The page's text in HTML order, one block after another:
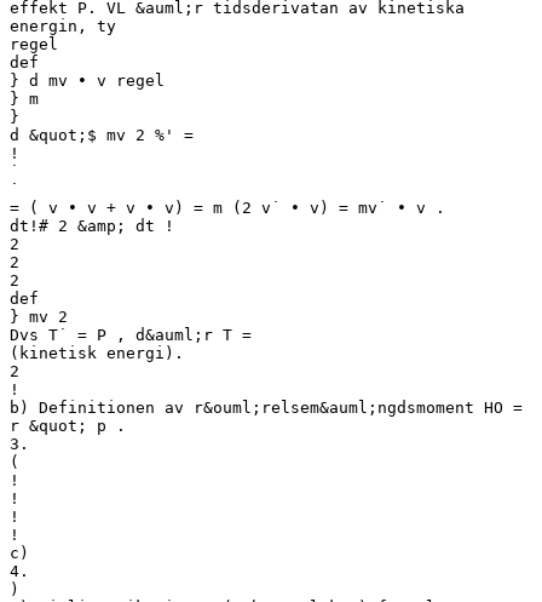
effekt P. VL &auml;r tidsderivatan av kinetiska
energin, ty
regel
def
} d mv • v regel
} m
}
d &quot;$ mv 2 %' =
!
˙
˙
= ( v • v + v • v) = m (2 v˙ • v) = mv˙ • v .
dt!# 2 &amp; dt !
2
2
2
def
} mv 2
Dvs T˙ = P , d&auml;r T =
(kinetisk energi).
2
!
b) Definitionen av r&ouml;relsem&auml;ngdsmoment HO =
r &quot; p .
3.
(
!
!
!
!
c)
4.
)